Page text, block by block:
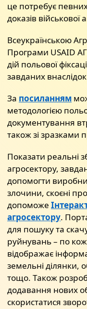
це потребує певних
доказів військової
Всеукраїнською
Програми USAID
дій польової
завданих
За посиланням
методологією
документування
також зі зразками
Показати реальні
агросектору,
допомогти
злочини, скоєні
допоможе
агросектору.
для пошуку та
руйнувань – по
відображає
земельні ділянки,
тощо. Також
додавання нових
скористатися